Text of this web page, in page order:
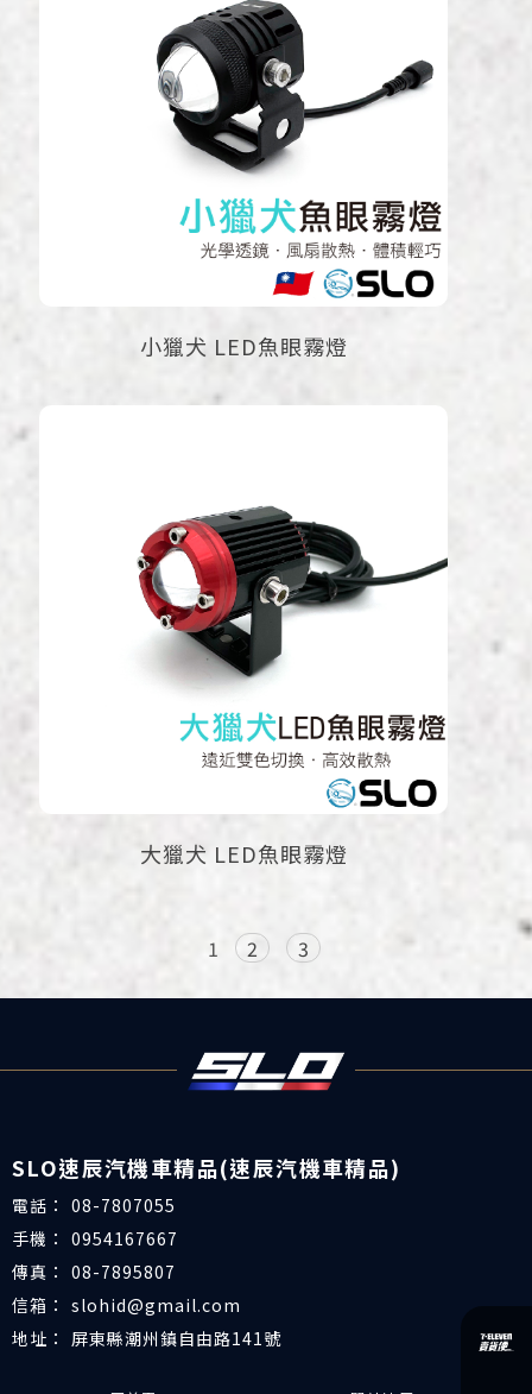
小獵犬 LED魚眼霧燈
大獵犬 LED魚眼霧燈
1 2 3
08-7807055
0954167667
08-7895807
slohid@gmail.com
屏東縣潮州鎮自由路141號